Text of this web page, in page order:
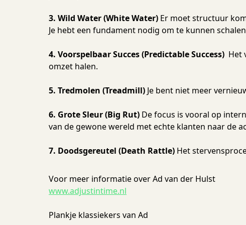
3. Wild Water (White Water) Er moet structuur
Je hebt een fundament nodig om te kunnen
4. Voorspelbaar Succes (Predictable Success) Het
omzet halen.
5. Tredmolen (Treadmill) Je bent niet meer
6. Grote Sleur (Big Rut) De focus is vooral op
van de gewone wereld met echte klanten naar de
7. Doodsgereutel (Death Rattle) Het
Voor meer informatie over Ad van der Hulst
www.adjustintime.nl
Plankje klassiekers van Ad